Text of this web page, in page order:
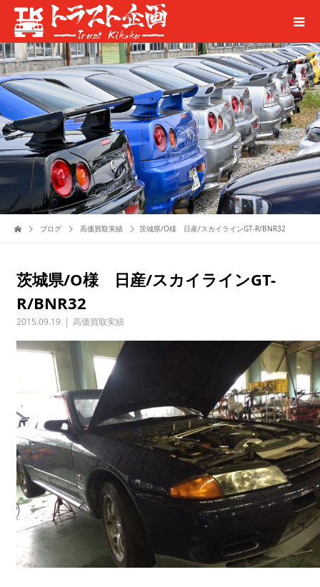
ブログ 高価買取実績 茨城県/O様 日産/スカイラインGT-R/BNR32
茨城県/O様 日産/スカイラインGT-
R/BNR32
2015.09.19 高価買取実績